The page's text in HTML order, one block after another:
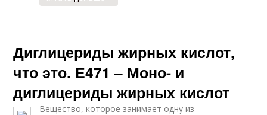
Диглицериды жирных кислот,
что это. Е471 – Моно- и
диглицериды жирных кислот
Вещество, которое занимает одну из